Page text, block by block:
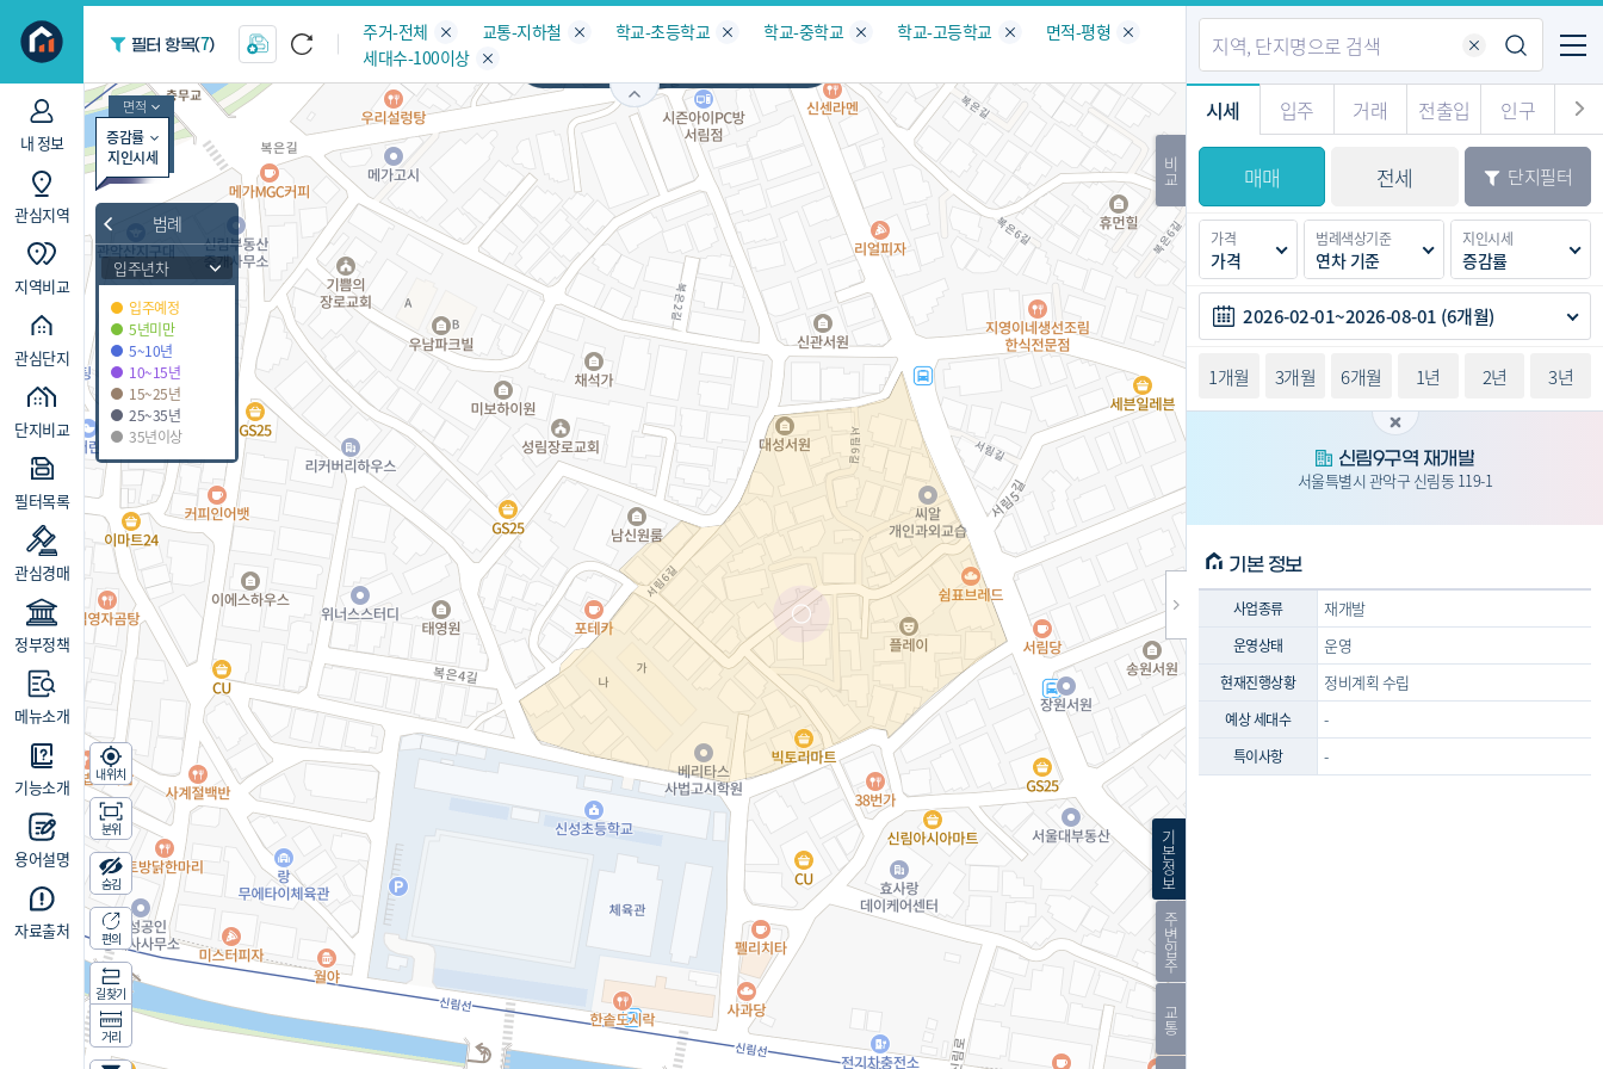
지역분석 아파트분석
시세 지도 수요/입주 지도 거래 지도 전출입 지도
인구 지도
경제 지도
주거 지도 경매 지도
TOP10 거래량 미분양 전출입
인구/세대수
경매
중개사
전화번호부
수요/입주 수요/입주
플러스
원클릭 리포트
소유자 정보
서비스개발문의 데이터 목록
공지사항 교육안내 자유 게시판 질문 게시판
자주하는 질문
유튜브
업데이트 게시판 지인 추천
블로그 이벤트
메뉴
내 정보
관심지역
지역비교
관심단지
단지비교
필터목록
관심경매
정부정책
메뉴소개
기능소개
용어설명
자료출처
필터 항목(7)
주거-전체 교통-지하철 학교-초등학교 학교-중학교 학교-고등학교
면적-평형
세대수-100이상
범례
입주년차
입주예정
5년미만
5~10년
10~15년
15~25년
25~35년
35년이상
면적
증감률
지인시세
내위치
분위
숨김
편의
길찾기
거리
시세 입주 거래 전출입
인구
비
교
기
본
정
보
주
변
입
주
교
통
매매 전세 단지필터
가격
가격
범례색상기준
연차 기준
지인시세
증감률
2026-02-01~2026-08-01 (6개월)
1개월 3개월 6개월 1년 2년 3년
신림9구역 재개발
서울특별시 관악구 신림동 119-1
기본 정보
사업종류 재개발
운영상태 운영
현재진행상황 정비계획 수립
예상 세대수 -
특이사항 -